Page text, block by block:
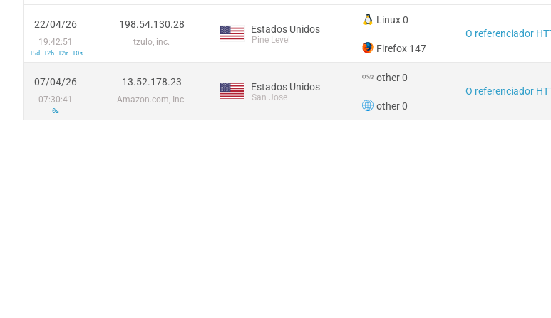
22/04/26
19:42:51
15d 12h 12m 10s
198.54.130.28
tzulo, inc.
Estados Unidos
Pine Level
Linux 0
Firefox 147
O referenciador
07/04/26
07:30:41
0s
13.52.178.23
Amazon.com, Inc.
Estados Unidos
San Jose
other 0
other 0
O referenciador